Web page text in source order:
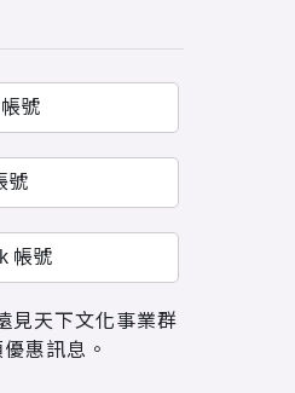
號
號
帳號
見天下文化事業群
惠訊息。